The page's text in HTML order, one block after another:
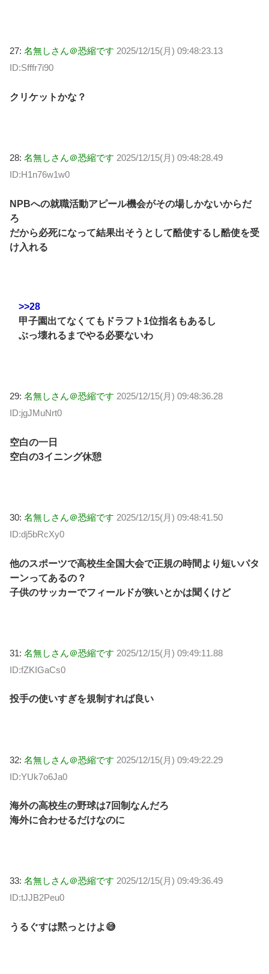
27: 名無しさん＠恐縮です 2025/12/15(月) 09:48:23.13
ID:Sfffr7i90
クリケットかな？
28: 名無しさん＠恐縮です 2025/12/15(月) 09:48:28.49
ID:H1n76w1w0
NPBへの就職活動アピール機会がその場しかないからだ
ろ
だから必死になって結果出そうとして酷使するし酷使を受
け入れる
>>28
甲子園出てなくてもドラフト1位指名もあるし
ぶっ壊れるまでやる必要ないわ
29: 名無しさん＠恐縮です 2025/12/15(月) 09:48:36.28
ID:jgJMuNrt0
空白の一日
空白の3イニング休憩
30: 名無しさん＠恐縮です 2025/12/15(月) 09:48:41.50
ID:dj5bRcXy0
他のスポーツで高校生全国大会で正規の時間より短いパタ
ーンってあるの？
子供のサッカーでフィールドが狭いとかは聞くけど
31: 名無しさん＠恐縮です 2025/12/15(月) 09:49:11.88
ID:fZKIGaCs0
投手の使いすぎを規制すれば良い
32: 名無しさん＠恐縮です 2025/12/15(月) 09:49:22.29
ID:YUk7o6Ja0
海外の高校生の野球は7回制なんだろ
海外に合わせるだけなのに
33: 名無しさん＠恐縮です 2025/12/15(月) 09:49:36.49
ID:tJJB2Peu0
うるぐすは黙っとけよ😅